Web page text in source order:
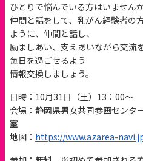
ひとりで悩んでいる方はいません
仲間と話をして、乳がん経験者の
ように、仲間と話し、
励ましあい、支えあいながら交流
毎日を過ごせるよう
情報交換しましょう。
日時：10月31日（土）13：00～
会場：静岡県男女共同参画セン
室
地図： https://www.azarea-